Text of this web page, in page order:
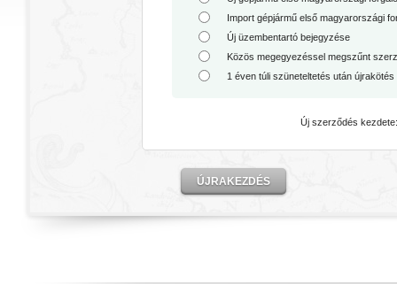
Import gépjármű első magyarországi
Új üzembentartó bejegyzése
Közös megegyezéssel megszűnt
1 éven túli szüneteltetés után újrakötés
Új szerződés kezdete:
ÚJRAKEZDÉS